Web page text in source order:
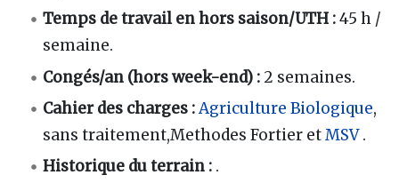
Temps de travail en hors saison/UTH :45 h /
semaine.
Congés/an (hors week-end) : 2 semaines.
Cahier des charges :Agriculture Biologique,
sans traitement,Methodes Fortier etMSV.
Historique du terrain : .